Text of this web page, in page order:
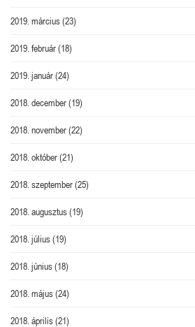
2019. március(23)
2019. február(18)
2019. január(24)
2018. december(19)
2018. november(22)
2018. október(21)
2018. szeptember(25)
2018. augusztus(19)
2018. július(19)
2018. június(18)
2018. május(24)
2018. április(21)